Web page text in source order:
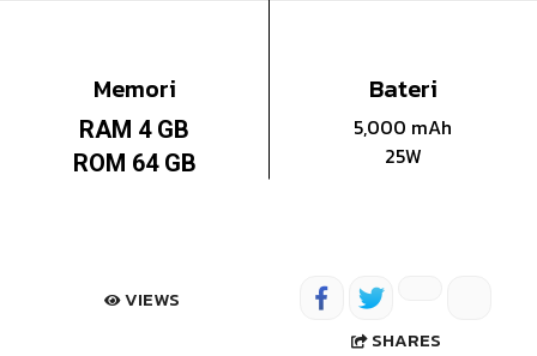
Memori
RAM 4 GB
ROM 64 GB
Bateri
5,000 mAh
25W
VIEWS
SHARES